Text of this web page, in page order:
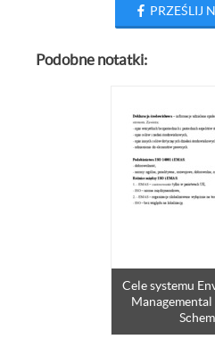
PRZEŚLIJ
Podobne notatki:
Cele systemu